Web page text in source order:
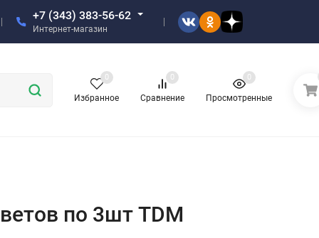
+7 (343) 383-56-62
Интернет-магазин
Избранное
0
Сравнение
0
Просмотренные
0
по 3шт TDM